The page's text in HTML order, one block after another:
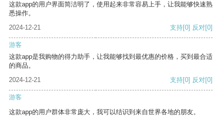
这款app的用户界面简洁明了，使用起来非常容易上手，让我能够快速熟
悉操作。
2024-12-21
支持[0] 反对[0]
游客
这款app是我购物的得力助手，让我能够找到最优惠的价格，买到最合适
的商品。
2024-12-21
支持[0] 反对[0]
游客
这款app的用户群体非常庞大，我可以结识到来自世界各地的朋友。